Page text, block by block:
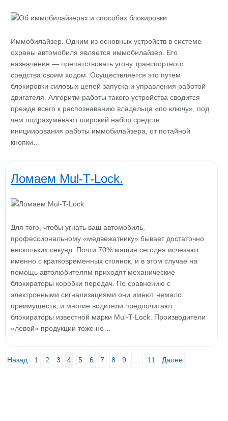
Иммобилайзер. Одним из основных устройств в системе
охраны автомобиля является иммобилайзер. Его
назначение — препятствовать угону транспортного
средства своим ходом. Осуществляется это путем
блокировки силовых цепей запуска и управления работой
двигателя. Алгоритм работы такого устройства сводится
прежде всего к распознаванию владельца «по ключу», под
чем подразумевают широкий набор средств
инициирования работы иммобилайзера, от потайной
кнопки…
Ломаем Mul-T-Lock.
Для того, чтобы угнать ваш автомобиль,
профессиональному «медвежатнику» бывает достаточно
нескольких секунд. Почти 70% машин сегодня исчезают
именно с кратковременных стоянок, и в этом случае на
помощь автолюбителям приходят механические
блокираторы коробки передач. По сравнению с
электронными сигнализациями они имеют немало
преимуществ, и многие водители предпочитают
блокираторы известной марки Mul-T-Lock. Производители
«левой» продукции тоже не…
Назад 1 2 3 4 5 6 7 8 9 11 Далее